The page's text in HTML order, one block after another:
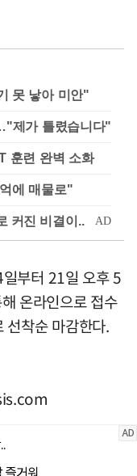
못 낳아 미안"
제가 틀렸습니다"
훈련 완벽 소화
에 매물로"
부터 21일 오후 5
온라인으로 접수
선착순 마감한다.